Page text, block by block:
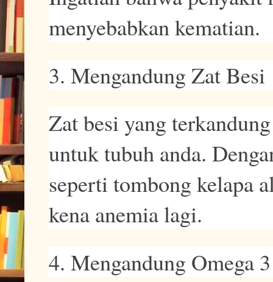
menyebabkan kematian.
3. Mengandung Zat Besi
Zat besi yang
untuk tubuh anda.
seperti tombong kelapa
kena anemia lagi.
4. Mengandung Omega 3